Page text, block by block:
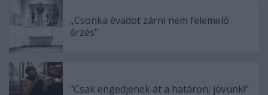
functionality and fraud prevention, and other
user protection.„Csonka évadot zárni nem felemelő
érzés"
"Csak engedjenek át a határon, jövünk!"